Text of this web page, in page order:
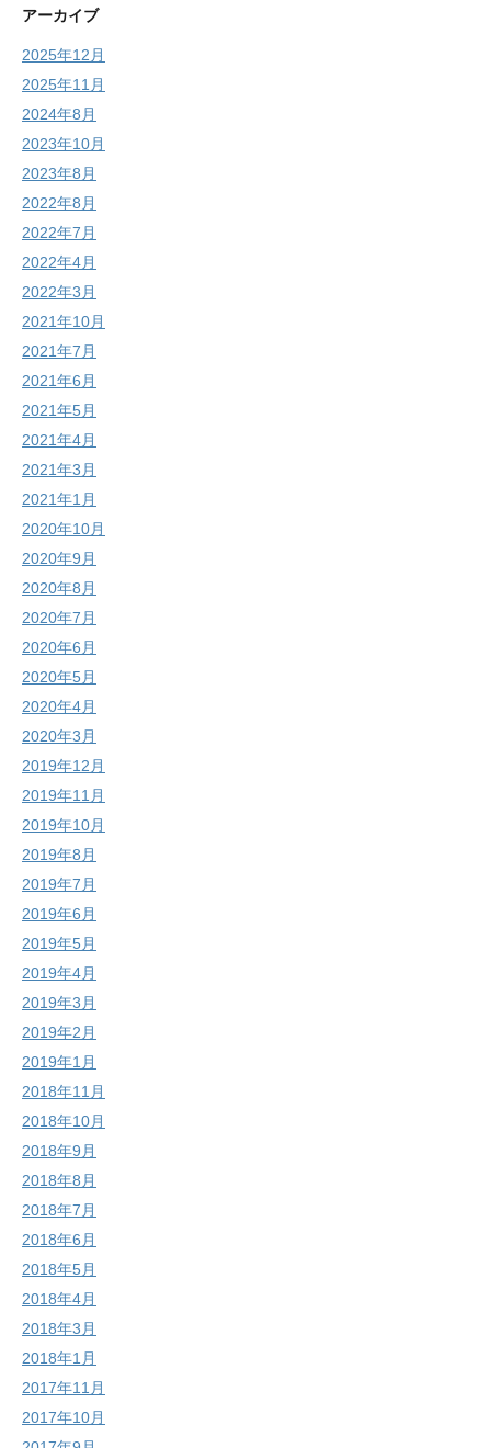
アーカイブ
2025年12月
2025年11月
2024年8月
2023年10月
2023年8月
2022年8月
2022年7月
2022年4月
2022年3月
2021年10月
2021年7月
2021年6月
2021年5月
2021年4月
2021年3月
2021年1月
2020年10月
2020年9月
2020年8月
2020年7月
2020年6月
2020年5月
2020年4月
2020年3月
2019年12月
2019年11月
2019年10月
2019年8月
2019年7月
2019年6月
2019年5月
2019年4月
2019年3月
2019年2月
2019年1月
2018年11月
2018年10月
2018年9月
2018年8月
2018年7月
2018年6月
2018年5月
2018年4月
2018年3月
2018年1月
2017年11月
2017年10月